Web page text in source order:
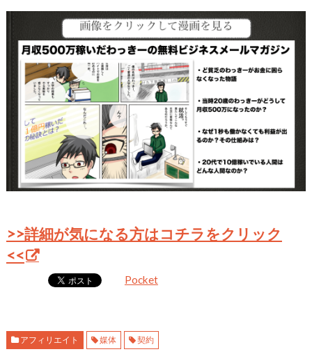
>>詳細が気になる方はコチラをクリック
<<
Pocket
アフィリエイト 媒体 契約